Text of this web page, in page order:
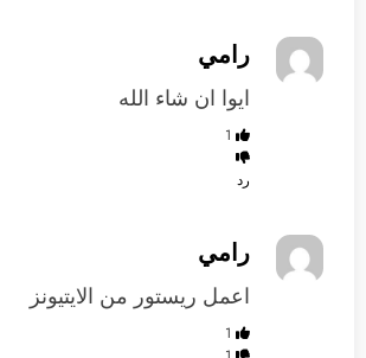
رامي
ايوا ان شاء الله
1
رد
رامي
اعمل ريستور من الايتيونز
1